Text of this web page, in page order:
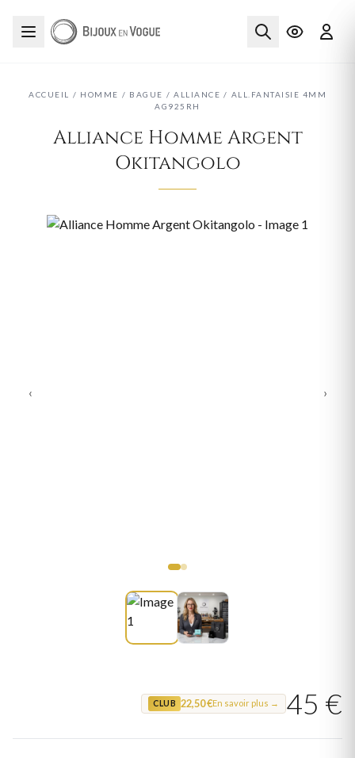
ACCUEIL / HOMME / BAGUE / ALLIANCE / ALL.FANTAISIE 4MM
AG925RH
Alliance Homme Argent
Okitangolo
‹ ›
CLUB 22,50 €En savoir plus → 45 €